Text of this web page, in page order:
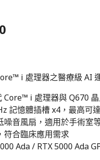
i 處理器之醫療級 AI
i 處理器與 Q670
記憶體插槽 x4，最高可
噪音風扇，適用於手術室
符合臨床應用需求
Ada / RTX 5000 Ada